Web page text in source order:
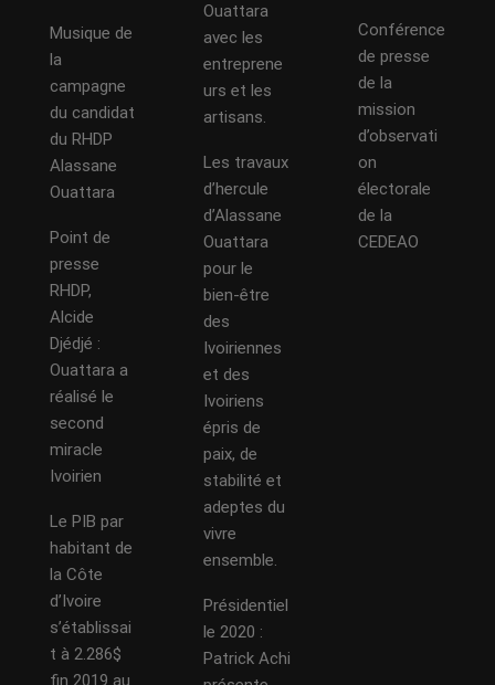
Musique de
la
campagne
du candidat
du RHDP
Alassane
Ouattara
Point de
presse
RHDP,
Alcide
Djédjé :
Ouattara a
réalisé le
second
miracle
Ivoirien
Le PIB par
habitant de
la Côte
d’Ivoire
s’établissai
t à 2.286$
fin 2019 au
Ouattara
avec les
entreprene
urs et les
artisans.
Les travaux
d’hercule
d’Alassane
Ouattara
pour le
bien-être
des
Ivoiriennes
et des
Ivoiriens
épris de
paix, de
stabilité et
adeptes du
vivre
ensemble.
Présidentiel
le 2020 :
Patrick Achi
Conférence
de presse
de la
mission
d’observati
on
électorale
de la
CEDEAO